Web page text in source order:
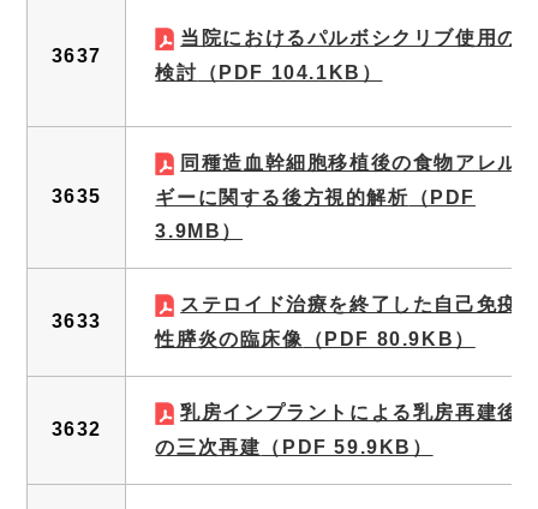
3637
当院におけるパルボシクリブ使用の
検討 （PDF 104.1KB）
3635
同種造血幹細胞移植後の食物アレル
ギーに関する後方視的解析 （PDF
3.9MB）
3633
ステロイド治療を終了した自己免疫
性膵炎の臨床像
（PDF 80.9KB）
3632
乳房インプラントによる乳房再建後
の三次再建 （PDF 59.9KB）